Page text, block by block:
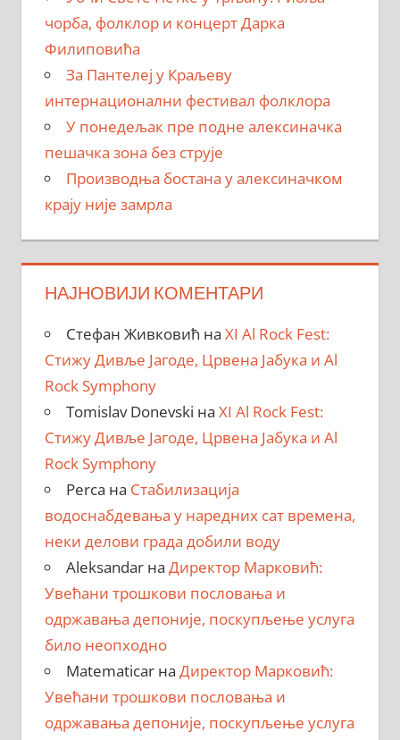
чорба, фолклор и концерт Дарка
Филиповића
За Пантелеј у Краљеву
интернационални фестивал фолклора
У понедељак пре подне алексиначка
пешачка зона без струје
Производња бостана у алексиначком
крају није замрла
НАЈНОВИЈИ КОМЕНТАРИ
Стефан Живковић на XI Al Rock Fest:
Стижу Дивље Јагоде, Црвена Јабука и Al
Rock Symphony
Tomislav Donevski на XI Al Rock Fest:
Стижу Дивље Јагоде, Црвена Јабука и Al
Rock Symphony
Perca на Стабилизација
водоснабдевања у наредних сат времена,
неки делови града добили воду
Aleksandarна Директор Марковић:
Увећани трошкови пословања и
одржавања депоније, поскупљење услуга
било неопходно
Matematicarна Директор Марковић:
Увећани трошкови пословања и
одржавања депоније, поскупљење услуга